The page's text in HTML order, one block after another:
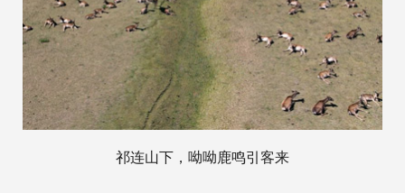
祁连山下，呦呦鹿鸣引客来